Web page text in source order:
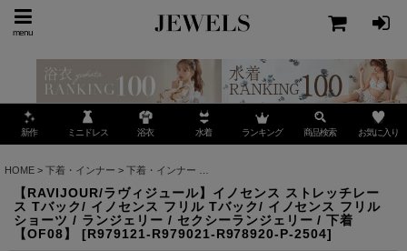
menu
新作 ミニドレス 浴衣 水着 ランキング 商品検索 お気に入り
HOME > 下着・インナー > 下着・インナー
【RAVIJOUR/ラヴィジュール】イノセンス ストレッチレー
ス Tバック/ イノセンス フリル Tバック/ イノセンス フリル
ショーツ / ランジェリー / セクシーランジェリー / 下着
【OF08】
[R979121-R979021-R978920-P-2504]